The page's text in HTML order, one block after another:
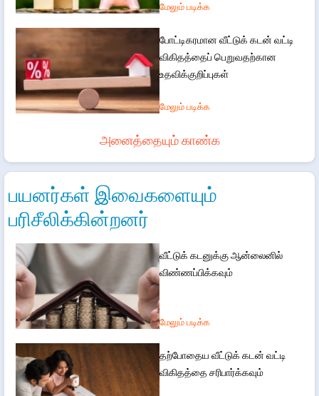
மேலும் படிக்க
போட்டிகரமான வீட்டுக் கடன் வட்டி
விகிதத்தைப் பெறுவதற்கான
உதவிக்குறிப்புகள்
மேலும் படிக்க
அனைத்தையும் காண்க
பயனர்கள் இவைகளையும்
பரிசீலிக்கின்றனர்
வீட்டுக் கடனுக்கு ஆன்லைனில்
விண்ணப்பிக்கவும்
மேலும் படிக்க
தற்போதைய வீட்டுக் கடன் வட்டி
விகிதத்தை சரிபார்க்கவும்